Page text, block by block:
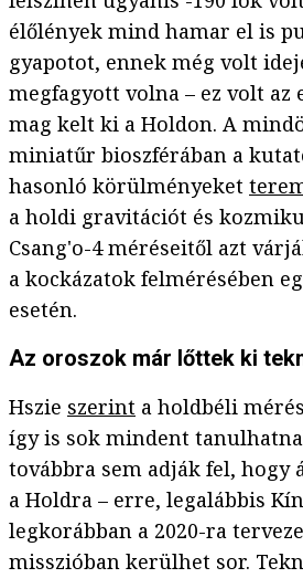
élőlények mind hamar el is
gyapotot, ennek még volt
megfagyott volna – ez volt az
mag kelt ki a Holdon. A
miniatűr bioszférában a
hasonló körülményeket
a holdi gravitációt és
Csang'o-4 méréseitől azt
a kockázatok felmérésében
esetén.
Az oroszok már lőttek ki
Hszie szerint a holdbéli
így is sok mindent
továbbra sem adják fel,
a Holdra – erre, legalábbis
legkorábban a 2020-ra
misszióban kerülhet sor.